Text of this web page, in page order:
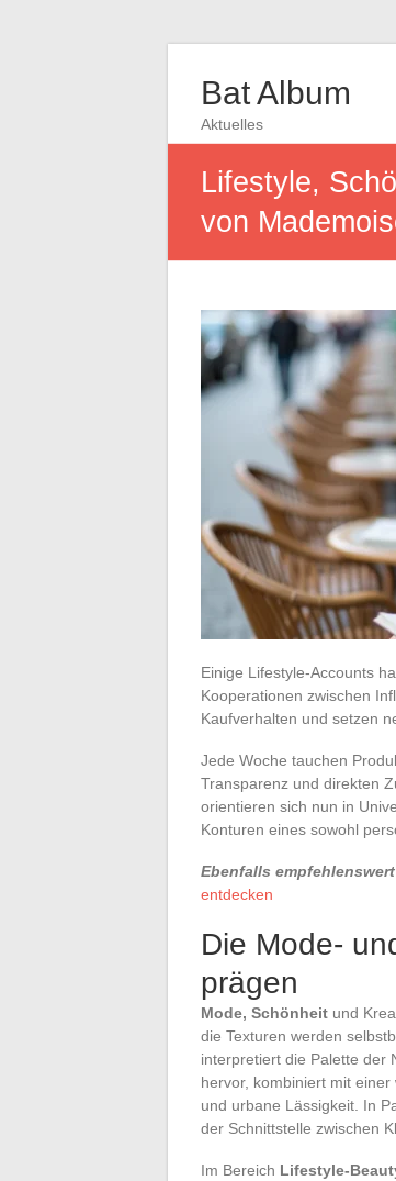
Bat Album
Aktuelles
Lifestyle,
von
Einige Lifestyle-Accounts
Kooperationen zwischen
Kaufverhalten und setzen
Jede Woche tauchen
Transparenz und direkten
orientieren sich nun in
Konturen eines sowohl
Ebenfalls
entdecken
Die Mode-
prägen
Mode, Schönheit und
die Texturen werden
interpretiert die Palette der
hervor, kombiniert mit
und urbane Lässigkeit. In
der Schnittstelle zwischen
Im Bereich Lifestyle-